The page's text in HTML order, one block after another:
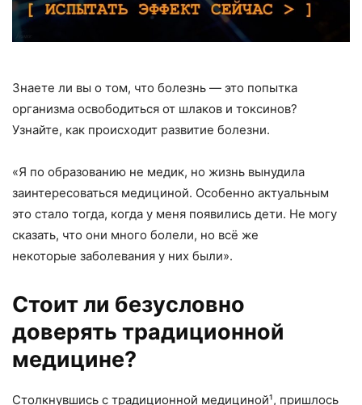
Знаете ли вы о том, что болезнь — это попытка
организма освободиться от шлаков и токсинов?
Узнайте, как происходит развитие болезни.
«Я по образованию не медик, но жизнь вынудила
заинтересоваться медициной. Особенно актуальным
это стало тогда, когда у меня появились дети. Не могу
сказать, что они много болели, но всё же
некоторые заболевания у них были».
Стоит ли безусловно
доверять традиционной
медицине?
Столкнувшись с традиционной медициной¹, пришлось